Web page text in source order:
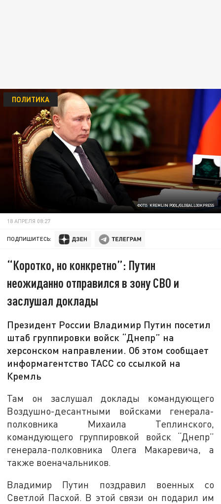
ФОТО: KREMLIN POOL/GLOBALLOOKPRESS
ПОЛИТИКА
18 АПРЕЛЯ 08:27
ПОДПИШИТЕСЬ:
“Коротко, но конкретно”: Путин
неожиданно отправился в зону СВО и
заслушал доклады
Президент России Владимир Путин посетил
штаб группировки войск “Днепр” на
херсонском направлении. Об этом сообщает
информагентство ТАСС со ссылкой на
Кремль
Там он заслушал доклады командующего
Воздушно-десантными войсками генерала-
полковника Михаила Теплинского,
командующего группировкой войск “Днепр”
генерала-полковника Олега Макаревича, а
также военачальников.
Владимир Путин поздравил военных со
Светлой Пасхой. В этой связи он подарил им